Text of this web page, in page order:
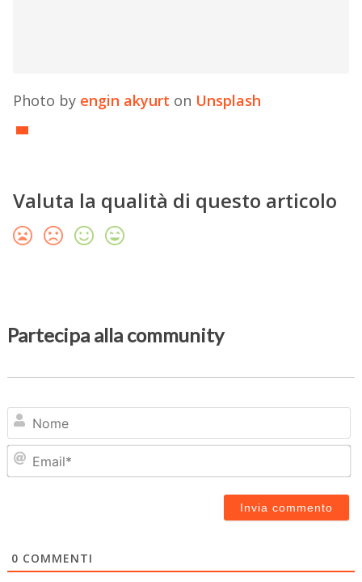
Photo by engin akyurt on Unsplash
Valuta la qualità di questo articolo
Partecipa alla community
0 COMMENTI